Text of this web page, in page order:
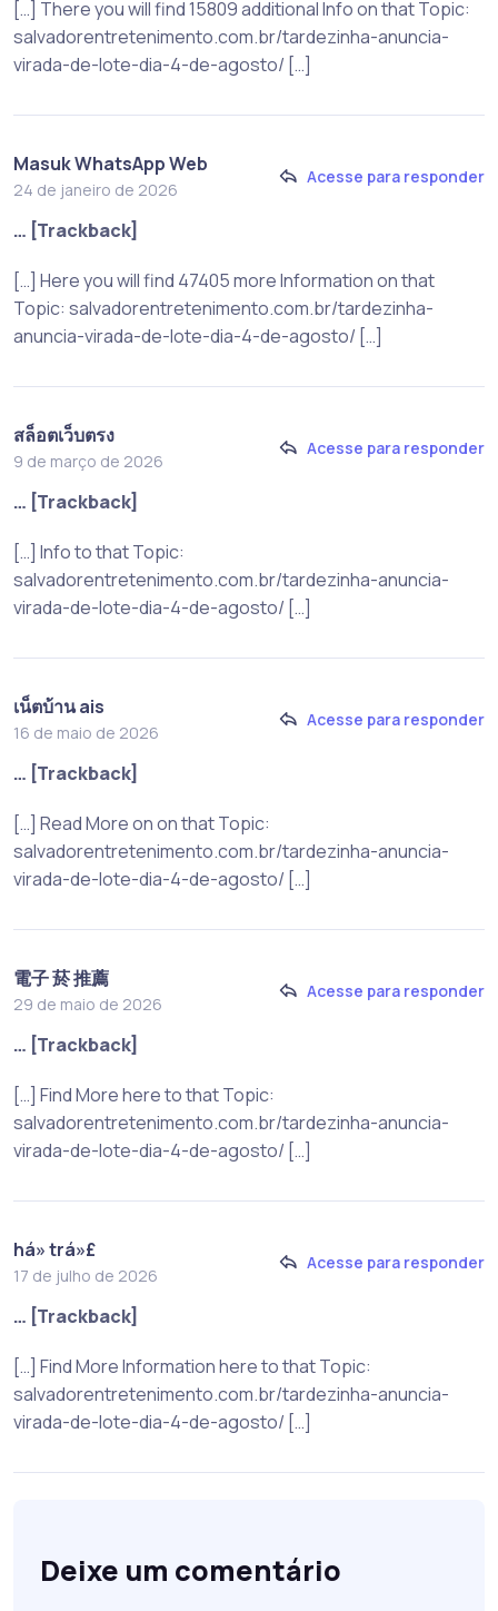
[…] There you will find 15809 additional Info on that Topic:
salvadorentretenimento.com.br/tardezinha-anuncia-
virada-de-lote-dia-4-de-agosto/ […]
Masuk WhatsApp Web
24 de janeiro de 2026
Acesse para responder
… [Trackback]
[…] Here you will find 47405 more Information on that
Topic: salvadorentretenimento.com.br/tardezinha-
anuncia-virada-de-lote-dia-4-de-agosto/ […]
สล็อตเว็บตรง
9 de março de 2026
Acesse para responder
… [Trackback]
[…] Info to that Topic:
salvadorentretenimento.com.br/tardezinha-anuncia-
virada-de-lote-dia-4-de-agosto/ […]
เน็ตบ้าน ais
16 de maio de 2026
Acesse para responder
… [Trackback]
[…] Read More on on that Topic:
salvadorentretenimento.com.br/tardezinha-anuncia-
virada-de-lote-dia-4-de-agosto/ […]
電子 菸 推薦
29 de maio de 2026
Acesse para responder
… [Trackback]
[…] Find More here to that Topic:
salvadorentretenimento.com.br/tardezinha-anuncia-
virada-de-lote-dia-4-de-agosto/ […]
há» trá»£
17 de julho de 2026
Acesse para responder
… [Trackback]
[…] Find More Information here to that Topic:
salvadorentretenimento.com.br/tardezinha-anuncia-
virada-de-lote-dia-4-de-agosto/ […]
Deixe um comentário